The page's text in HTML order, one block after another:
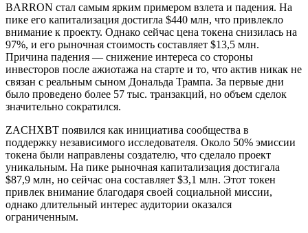
BARRON стал самым ярким примером взлета и падения. На
пике его капитализация достигла $440 млн, что привлекло
внимание к проекту. Однако сейчас цена токена снизилась на
97%, и его рыночная стоимость составляет $13,5 млн.
Причина падения — снижение интереса со стороны
инвесторов после ажиотажа на старте и то, что актив никак не
связан с реальным сыном Дональда Трампа. За первые дни
было проведено более 57 тыс. транзакций, но объем сделок
значительно сократился.
ZACHXBT появился как инициатива сообщества в
поддержку независимого исследователя. Около 50% эмиссии
токена были направлены создателю, что сделало проект
уникальным. На пике рыночная капитализация достигала
$87,9 млн, но сейчас она составляет $3,1 млн. Этот токен
привлек внимание благодаря своей социальной миссии,
однако длительный интерес аудитории оказался
ограниченным.